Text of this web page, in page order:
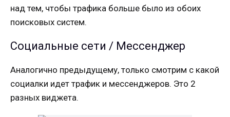
над тем, чтобы трафика больше было из обоих
поисковых систем.
Социальные сети / Мессенджер
Аналогично предыдущему, только смотрим с какой
социалки идет трафик и мессенджеров. Это 2
разных виджета.